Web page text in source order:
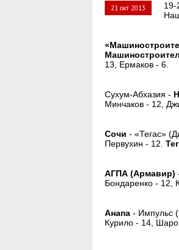
21 окт 2013
19-
13, Ермаков - 6.
Сухум-Абхазия -
Минчаков - 12,
Сочи - «Тегас»
Первухин - 12.
АГПА (Армавир)
Бондаренко - 12,
Анапа - Импульс
Курило - 14,